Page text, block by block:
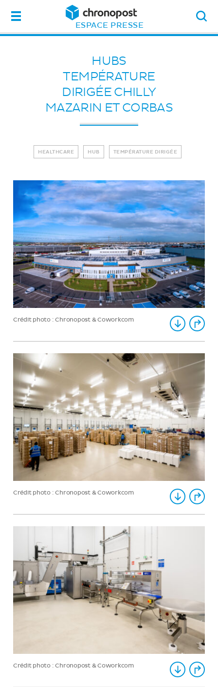
ESPACE PRESSE
HUBS
TEMPÉRATURE
DIRIGÉE CHILLY
MAZARIN ET CORBAS
HEALTHCARE HUB TEMPÉRATURE DIRIGÉE
Crédit photo : Chronopost & Coworkcom
Crédit photo : Chronopost & Coworkcom
Crédit photo : Chronopost & Coworkcom